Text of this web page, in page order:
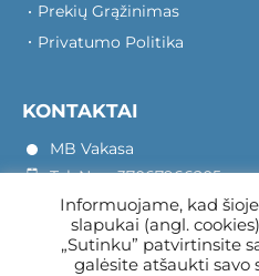
Prekių Grąžinimas
Privatumo Politika
KONTAKTAI
MB Vakasa
Tel. Nr.: +37067966205
Rotušės A. 16, Kretinga
Informuojame, kad
slapukai (angl.
„Sutinku” patvirtinsite
galėsite atšaukti